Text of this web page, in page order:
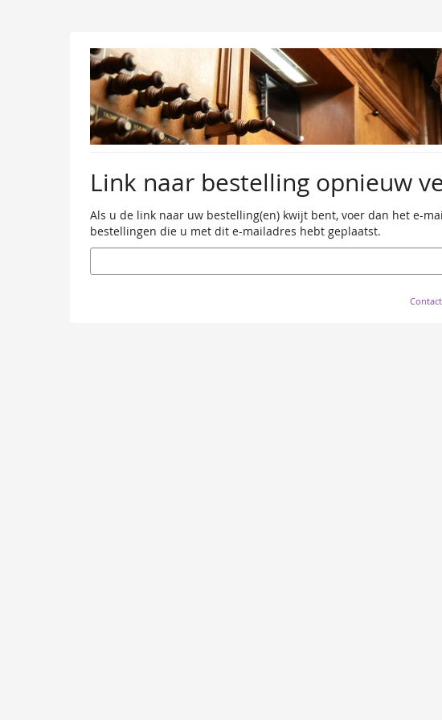
Link naar bestelling opnieuw
Als u de link naar uw bestelling(en) kwijt bent, voer dan het e-
bestellingen die u met dit e-mailadres hebt geplaatst.
E-
mail
Contact